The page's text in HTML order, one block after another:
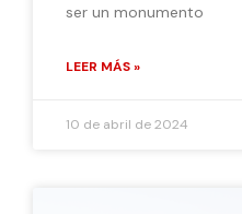
ser un monumento
LEER MÁS »
10 de abril de 2024